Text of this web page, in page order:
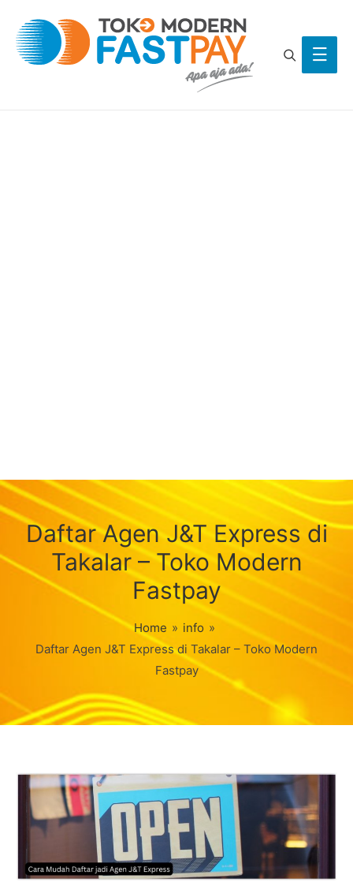
Main
Search
Daftar Agen J&T Express di
Takalar – Toko Modern
Fastpay
Home » info »
Daftar Agen J&T Express di Takalar – Toko Modern
Fastpay